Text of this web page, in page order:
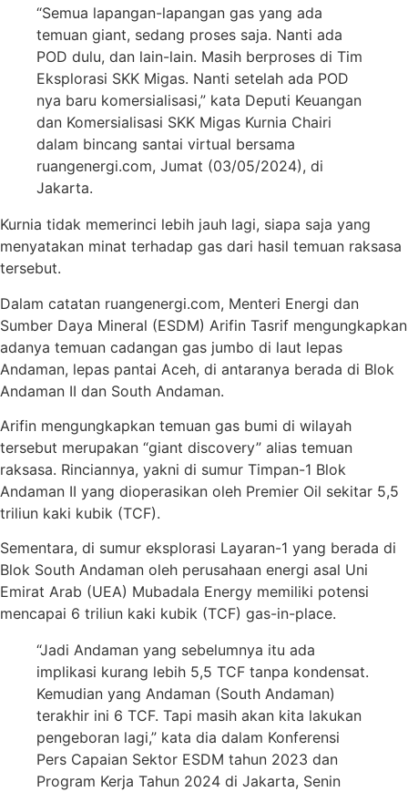
“Semua lapangan-lapangan gas yang ada
temuan giant, sedang proses saja. Nanti ada
POD dulu, dan lain-lain. Masih berproses di Tim
Eksplorasi SKK Migas. Nanti setelah ada POD
nya baru komersialisasi,” kata Deputi Keuangan
dan Komersialisasi SKK Migas Kurnia Chairi
dalam bincang santai virtual bersama
ruangenergi.com, Jumat (03/05/2024), di
Jakarta.
Kurnia tidak memerinci lebih jauh lagi, siapa saja yang
menyatakan minat terhadap gas dari hasil temuan raksasa
tersebut.
Dalam catatan ruangenergi.com, Menteri Energi dan
Sumber Daya Mineral (ESDM) Arifin Tasrif mengungkapkan
adanya temuan cadangan gas jumbo di laut lepas
Andaman, lepas pantai Aceh, di antaranya berada di Blok
Andaman II dan South Andaman.
Arifin mengungkapkan temuan gas bumi di wilayah
tersebut merupakan “giant discovery” alias temuan
raksasa. Rinciannya, yakni di sumur Timpan-1 Blok
Andaman II yang dioperasikan oleh Premier Oil sekitar 5,5
triliun kaki kubik (TCF).
Sementara, di sumur eksplorasi Layaran-1 yang berada di
Blok South Andaman oleh perusahaan energi asal Uni
Emirat Arab (UEA) Mubadala Energy memiliki potensi
mencapai 6 triliun kaki kubik (TCF) gas-in-place.
“Jadi Andaman yang sebelumnya itu ada
implikasi kurang lebih 5,5 TCF tanpa kondensat.
Kemudian yang Andaman (South Andaman)
terakhir ini 6 TCF. Tapi masih akan kita lakukan
pengeboran lagi,” kata dia dalam Konferensi
Pers Capaian Sektor ESDM tahun 2023 dan
Program Kerja Tahun 2024 di Jakarta, Senin